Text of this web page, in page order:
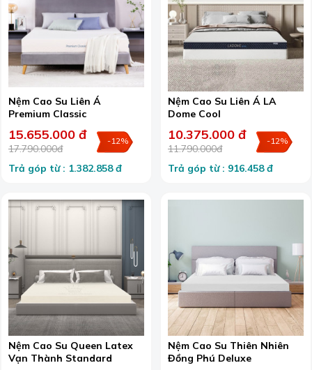
Nệm Cao Su Liên Á
Premium Classic
15.655.000 đ
17.790.000đ
-12%
Trả góp từ : 1.382.858 đ
Nệm Cao Su Liên Á LA
Dome Cool
10.375.000 đ
11.790.000đ
-12%
Trả góp từ : 916.458 đ
Nệm Cao Su Queen Latex
Vạn Thành Standard
Nệm Cao Su Thiên Nhiên
Đồng Phú Deluxe